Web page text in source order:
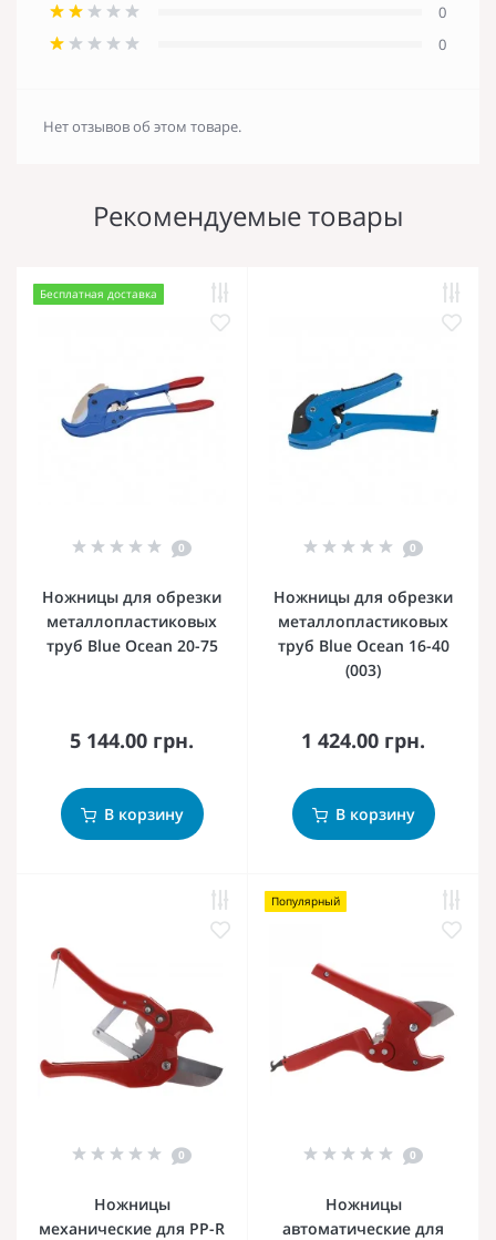
0
0
Нет отзывов об этом товаре.
Рекомендуемые товары
Бесплатная доставка
0
Ножницы для обрезки
металлопластиковых
труб Blue Ocean 20-75
5 144.00 грн.
В корзину
0
Ножницы для обрезки
металлопластиковых
труб Blue Ocean 16-40
(003)
1 424.00 грн.
В корзину
0
Ножницы
механические для PP-R
Популярный
0
Ножницы
автоматические для